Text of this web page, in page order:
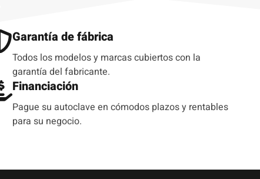
Garantía de fábrica
Todos los modelos y marcas cubiertos con la
garantía del fabricante.
Financiación
Pague su autoclave en cómodos plazos y rentables
para su negocio.